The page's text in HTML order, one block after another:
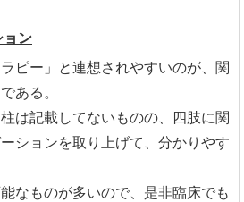
ョン
ピー」と連想されやすいのが、関
ある。
は記載してないものの、四肢に関
ションを取り上げて、分かりやす
なものが多いので、是非臨床でも